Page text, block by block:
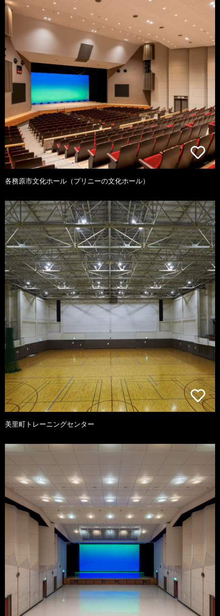
各務原市文化ホール（プリニーの文化ホール）
美里町トレーニングセンター